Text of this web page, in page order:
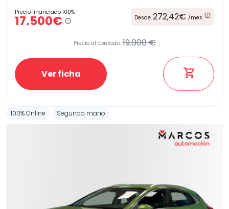
Precio financiado 100%
17.500€ Desde 272,42€ /mes
Precio al contado: 19.000 €
Ver ficha
100% Online Segunda mano